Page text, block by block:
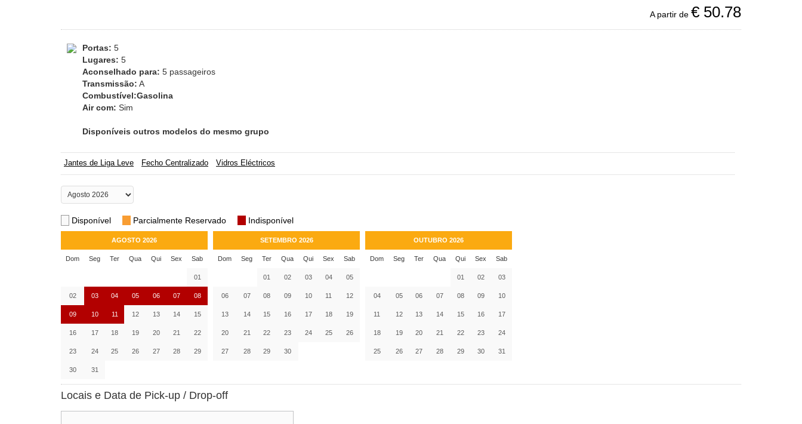
A partir de € 50.78
Portas: 5
Lugares: 5
Aconselhado para: 5 passageiros
Transmissão: A
Combustível:Gasolina
Air com: Sim
Disponíveis outros modelos do mesmo grupo
Jantes de Liga Leve Fecho Centralizado Vidros Eléctricos
Disponível Parcialmente Reservado Indisponível
AGOSTO 2026
Dom Seg Ter Qua Qui Sex Sab
01
02 03 04 05 06 07 08
09 10 11 12 13 14 15
16 17 18 19 20 21 22
23 24 25 26 27 28 29
30 31
SETEMBRO 2026
Dom Seg Ter Qua Qui Sex Sab
01 02 03 04 05
06 07 08 09 10 11 12
13 14 15 16 17 18 19
20 21 22 23 24 25 26
27 28 29 30
OUTUBRO 2026
Dom Seg Ter Qua Qui Sex Sab
01 02 03
04 05 06 07 08 09 10
11 12 13 14 15 16 17
18 19 20 21 22 23 24
25 26 27 28 29 30 31
Locais e Data de Pick-up / Drop-off